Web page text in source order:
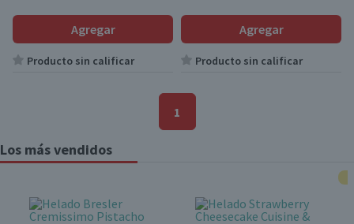
Agregar
Producto sin calificar
Agregar
Producto sin calificar
1
Los más vendidos